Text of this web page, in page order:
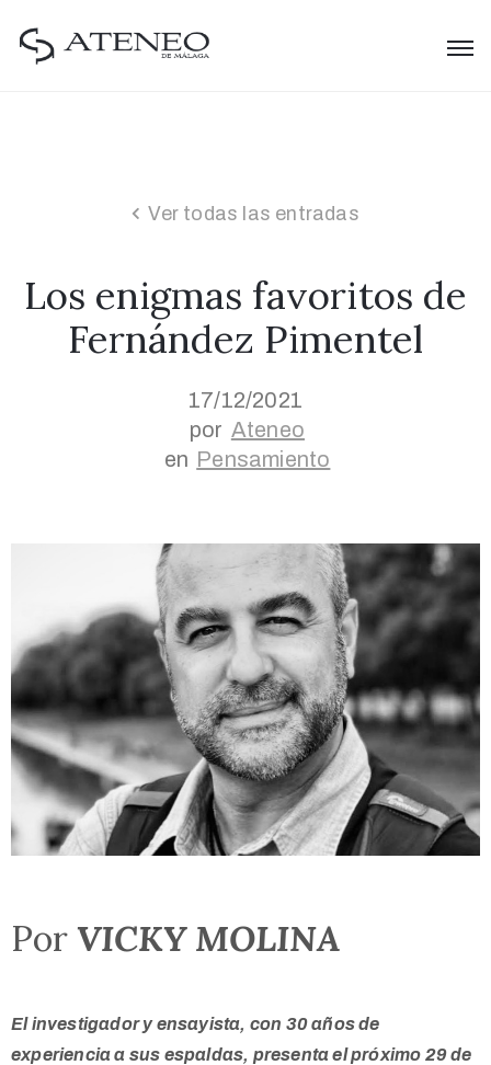
Ver todas las entradas
Los enigmas favoritos de
Fernández Pimentel
17/12/2021
por Ateneo
en Pensamiento
PorVICKY MOLINA
El investigador y ensayista, con 30 años de
experiencia a sus espaldas, presentael próximo 29 de